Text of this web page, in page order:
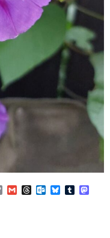
Copy
Link
GmailThreadsOutlook.com
BlueskyTumblr